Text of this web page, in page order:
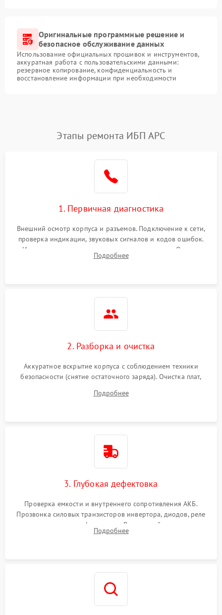
Оригинальные программные решение и
безопасное обслуживание данных
Использование официальных прошивок и инструментов,
аккуратная работа с пользовательскими данными:
резервное копирование, конфиденциальность и
восстановление информации при необходимости
Этапы ремонта ИБП APC
1. Первичная диагностика
Внешний осмотр корпуса и разъемов. Подключение к сети,
проверка индикации, звуковых сигналов и кодов ошибок.
Измерение входного и выходного напряжения. Оценка
реакции ИБП на отключение основного питания без
Подробнее
2. Разборка и очистка
Аккуратное вскрытие корпуса с соблюдением техники
безопасности (снятие остаточного заряда). Очистка плат,
и кистей для предотвращения перегрева и замыканий.
Подробнее
3. Глубокая дефектовка
Проверка емкости и внутреннего сопротивления АКБ.
Прозвонка силовых транзисторов инвертора, диодов, реле
переключения и трансформатора. Визуальный поиск вздутых
конденсаторов и прогаров на печатной плате.
Подробнее